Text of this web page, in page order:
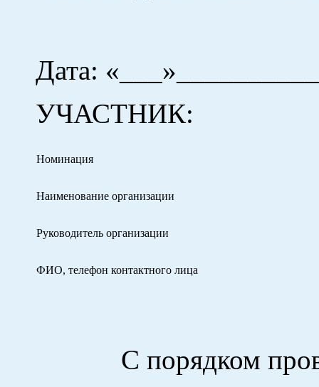
Дата:
УЧАСТНИК:
Номинация
Наименование организации
Руководитель организации
ФИО, телефон контактного лица
С порядком